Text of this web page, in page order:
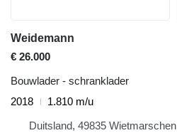
Weidemann
€ 26.000
Bouwlader - schranklader
2018
1.810 m/u
Duitsland, 49835 Wietmarschen